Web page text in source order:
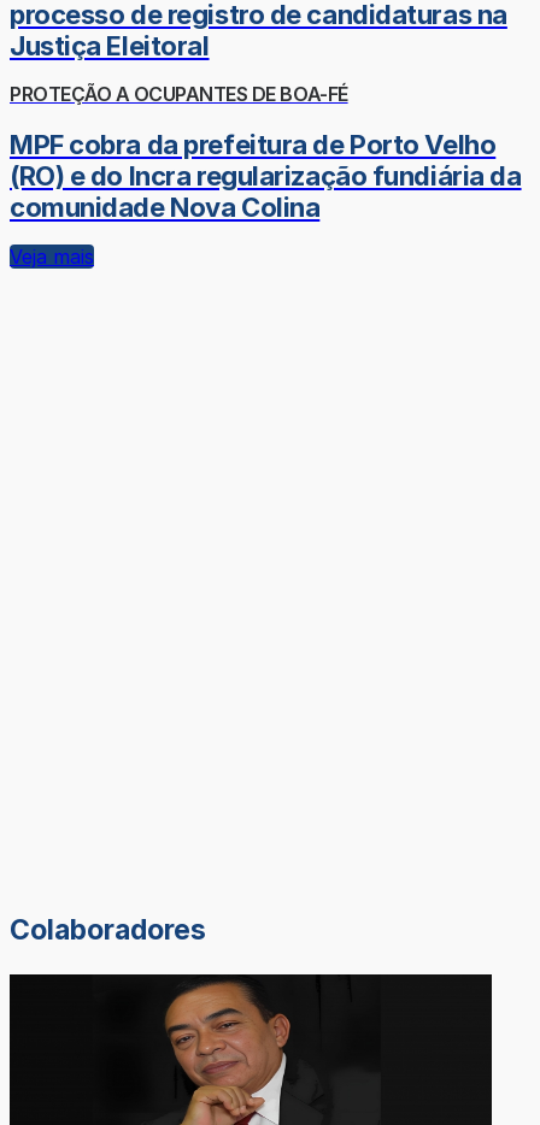
processo de registro de candidaturas na
Justiça Eleitoral
PROTEÇÃO A OCUPANTES DE BOA-FÉ
MPF cobra da prefeitura de Porto Velho
(RO) e do Incra regularização fundiária da
comunidade Nova Colina
Veja mais
Colaboradores